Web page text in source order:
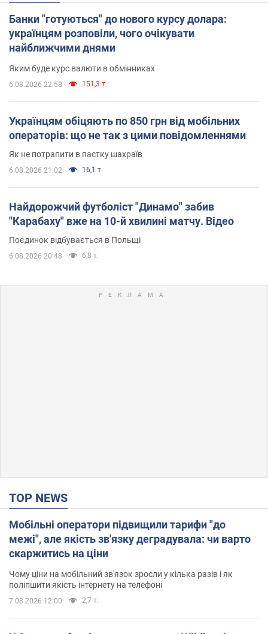
Банки "готуються" до нового курсу долара:
українцям розповіли, чого очікувати
найближчими днями
Яким буде курс валюти в обмінниках
6.08.2026 22:58 151,3 т.
Українцям обіцяють по 850 грн від мобільних
операторів: що не так з цими повідомленнями
Як не потрапити в пастку шахраїв
6.08.2026 21:02 16,1 т.
Найдорожчий футболіст "Динамо" забив
"Карабаху" вже на 10-й хвилині матчу. Відео
Поєдинок відбувається в Польщі
6.08.2026 20:48 6,8 т.
TOP NEWS
Мобільні оператори підвищили тарифи "до
межі", але якість зв'язку деградувала: чи варто
скаржитись на ціни
Чому ціни на мобільний зв'язок зросли у кілька разів і як
поліпшити якість інтернету на телефоні
7.08.2026 12:00 2,7 т.